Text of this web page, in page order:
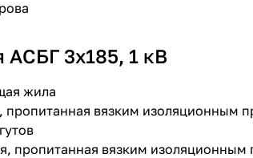
АСБГ 3х185, 1 кВ
жила
вязким изоляционным
пропитанная вязким